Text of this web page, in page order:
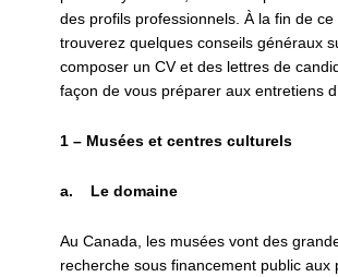
des profils professionnels. À la fin de
trouverez quelques conseils généraux
composer un CV et des lettres de
façon de vous préparer aux entretiens
1 – Musées et centres culturels
a. Le domaine
Au Canada, les musées vont des
recherche sous financement public aux